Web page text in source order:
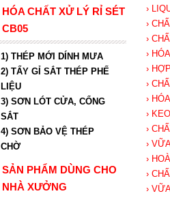
›
›
›
›
›
›
›
›
›
›
›
›
›
HÓA CHẤT XỬ LÝ RỈ SÉT
CB05
1) THÉP MỚI DÍNH MƯA
2) TẨY GỈ SẮT THÉP PHẾ
LIỆU
3) SƠN LÓT CỬA, CỔNG
SẮT
4) SƠN BẢO VỆ THÉP
CHỜ
SẢN PHẨM DÙNG CHO
NHÀ XƯỞNG